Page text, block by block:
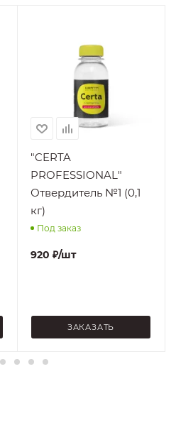
"CERTA
PROFESSIONAL"
Отвердитель №1 (0,1
кг)
Под заказ
920 ₽/шт
ЗАКАЗАТЬ